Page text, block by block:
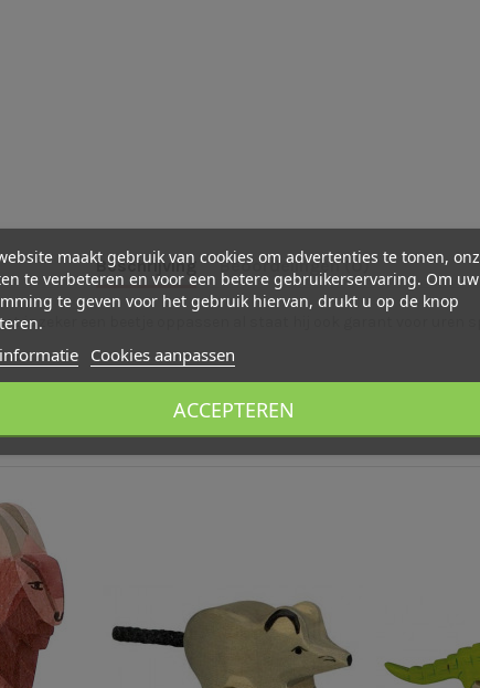
Beschrijving Beoordelingen (0)
je zeker een beetje oppassen al staat hij ook garant voor uren
maakt gebruik van cookies om advertenties te tonen,
te verbeteren en voor een betere gebruikerservaring. Om uw
te geven voor het gebruik hiervan, drukt u op de knop
Cookies aanpassen
ACCEPTEREN